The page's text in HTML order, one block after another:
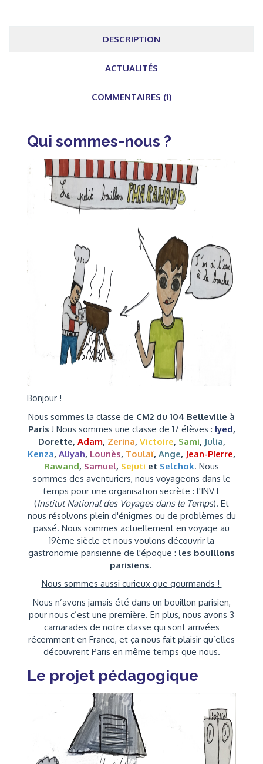
DESCRIPTION
ACTUALITÉS
COMMENTAIRES (1)
Qui sommes-nous ?
Bonjour !
Nous sommes la classe de CM2 du 104 Belleville à
Paris ! Nous sommes une classe de 17 élèves : Iyed,
Dorette, Adam, Zerina, Victoire, Sami, Julia,
Kenza, Aliyah, Lounès, Toulaï, Ange, Jean-Pierre,
Rawand, Samuel, Sejuti et Selchok. Nous
sommes des aventuriers, nous voyageons dans le
temps pour une organisation secrète : l'INVT
(Institut National des Voyages dans le Temps). Et
nous résolvons plein d'énigmes ou de problèmes du
passé. Nous sommes actuellement en voyage au
19ème siècle et nous voulons découvrir la
gastronomie parisienne de l'époque : les bouillons
parisiens.
Nous sommes aussi curieux que gourmands !
Nous n’avons jamais été dans un bouillon parisien,
pour nous c’est une première. En plus, nous avons 3
camarades de notre classe qui sont arrivées
récemment en France, et ça nous fait plaisir qu’elles
découvrent Paris en même temps que nous.
Le projet pédagogique